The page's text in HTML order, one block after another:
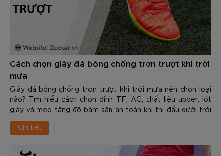
Cách chọn giày đá bóng chống trơn trượt khi trời
mưa
Giày đá bóng chống trơn trượt khi trời mưa nên chọn loại
nào? Tìm hiểu cách chọn đinh TF, AG, chất liệu upper, lót
giày và mẹo tăng độ bám sân an toàn khi thi đấu dưới trời
mưa.
Chi tiết